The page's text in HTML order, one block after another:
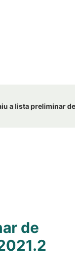
a lista preliminar
de